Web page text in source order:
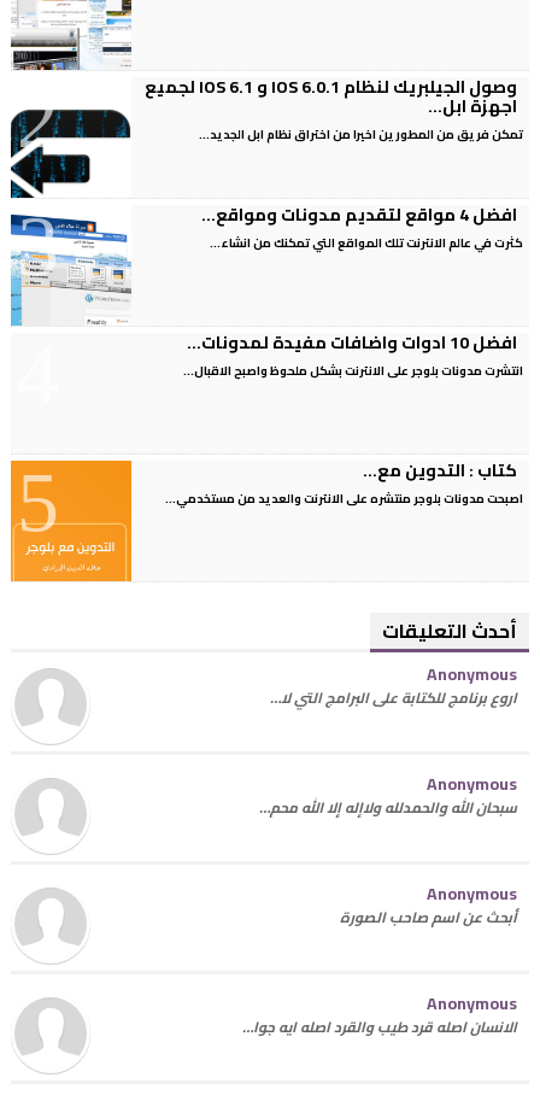
وصول الجيلبريك لنظام IOS 6.0.1 و IOS 6.1 لجميع
اجهزة ابل...
تمكن فريق من المطورين اخيرا من اختراق نظام ابل الجديد...
افضل 4 مواقع لتقديم مدونات ومواقع...
كثرت في عالم الانترنت تلك المواقع التي تمكنك من انشاء...
افضل 10 ادوات واضافات مفيدة لمدونات...
انتشرت مدونات بلوجر على الانترنت بشكل ملحوظ واصبح الاقبال...
كتاب : التدوين مع...
اصبحت مدونات بلوجر منتشره على الانترنت والعديد من مستخدمي...
أحدث التعليقات
Anonymous
اروع برنامج للكتابة على البرامج التي لا…
Anonymous
سبحان الله والحمدلله ولاإله إلا الله محم…
Anonymous
أبحث عن اسم صاحب الصورة
Anonymous
الانسان اصله قرد طيب والقرد اصله ايه جوا…